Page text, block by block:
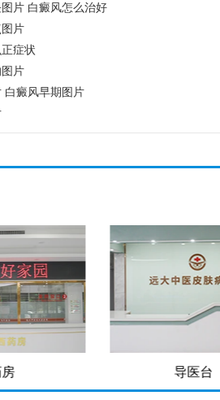
片 白癜风怎么治好
片
症状
片
白癜风早期图片
台 走廊